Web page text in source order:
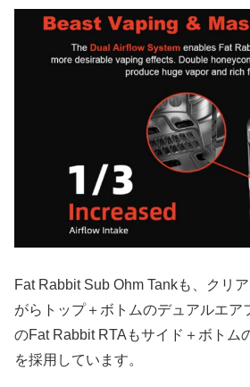
Fat Rabbit Sub Ohm Tankも、クリ
がらトップ＋ボトムのデュアルエア
のFat Rabbit RTAもサイド＋ボトム
を採用しています。